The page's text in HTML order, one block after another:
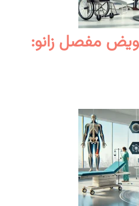
مفصل زانو: